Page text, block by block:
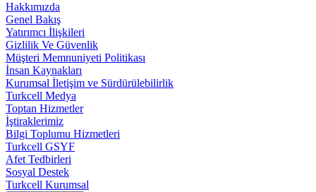
Hakkımızda
Genel Bakış
Yatırımcı İlişkileri
Gizlilik Ve Güvenlik
Müşteri Memnuniyeti Politikası
İnsan Kaynakları
Kurumsal İletişim ve Sürdürülebilirlik
Turkcell Medya
Toptan Hizmetler
İştiraklerimiz
Bilgi Toplumu Hizmetleri
Turkcell GSYF
Afet Tedbirleri
Sosyal Destek
Turkcell Kurumsal